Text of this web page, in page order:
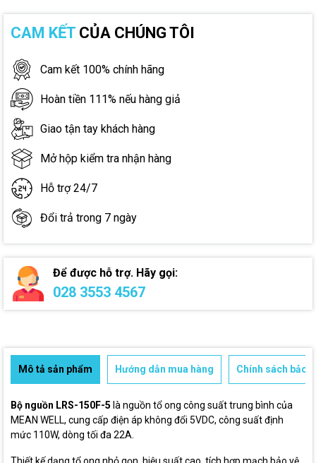
CAM KẾT CỦA CHÚNG TÔI
Cam kết 100% chính hãng
Hoàn tiền 111% nếu hàng giả
Giao tận tay khách hàng
Mở hộp kiểm tra nhận hàng
Hỗ trợ 24/7
Đổi trả trong 7 ngày
Để được hỗ trợ. Hãy gọi:
028 3553 4567
Mô tả sản phẩm Hướng dẫn mua hàng Chính sách bảo
Bộ nguồn LRS-150F-5 là nguồn tổ ong công suất trung bình của
MEAN WELL, cung cấp điện áp không đổi 5VDC, công suất định
mức 110W, dòng tối đa 22A.